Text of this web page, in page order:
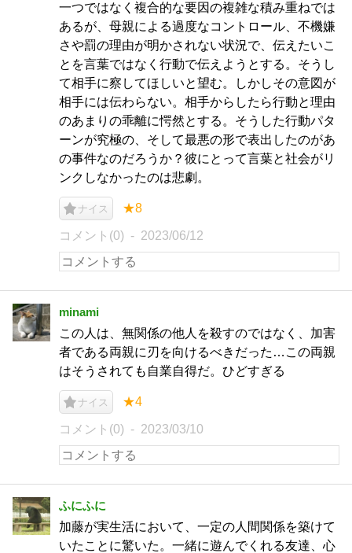
一つではなく複合的な要因の複雑な積み重ねでは
あるが、母親による過度なコントロール、不機嫌
さや罰の理由が明かされない状況で、伝えたいこ
とを言葉ではなく行動で伝えようとする。そうし
て相手に察してほしいと望む。しかしその意図が
相手には伝わらない。相手からしたら行動と理由
のあまりの乖離に愕然とする。そうした行動パタ
ーンが究極の、そして最悪の形で表出したのがあ
の事件なのだろうか？彼にとって言葉と社会がリ
ンクしなかったのは悲劇。
ナイス ★8
コメント(0) 2023/06/12
minami
この人は、無関係の他人を殺すのではなく、加害
者である両親に刃を向けるべきだった…この両親
はそうされても自業自得だ。ひどすぎる
ナイス ★4
コメント(0) 2023/03/10
ふにふに
加藤が実生活において、一定の人間関係を築けて
いたことに驚いた。一緒に遊んでくれる友達、心